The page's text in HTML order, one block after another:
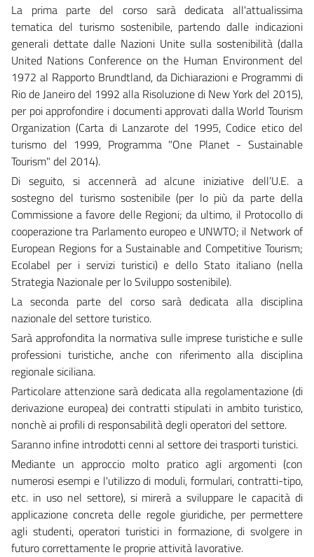
La prima parte del corso sarà dedicata all'attualissima
tematica del turismo sostenibile, partendo dalle indicazioni
generali dettate dalle Nazioni Unite sulla sostenibilità (dalla
United Nations Conference on the Human Environment del
1972 al Rapporto Brundtland, da Dichiarazioni e Programmi di
Rio de Janeiro del 1992 alla Risoluzione di New York del 2015),
per poi approfondire i documenti approvati dalla World Tourism
Organization (Carta di Lanzarote del 1995, Codice etico del
turismo del 1999, Programma "One Planet - Sustainable
Tourism" del 2014).
Di seguito, si accennerà ad alcune iniziative dell’U.E. a
sostegno del turismo sostenibile (per lo più da parte della
Commissione a favore delle Regioni; da ultimo, il Protocollo di
cooperazione tra Parlamento europeo e UNWTO; il Network of
European Regions for a Sustainable and Competitive Tourism;
Ecolabel per i servizi turistici) e dello Stato italiano (nella
Strategia Nazionale per lo Sviluppo sostenibile).
La seconda parte del corso sarà dedicata alla disciplina
nazionale del settore turistico.
Sarà approfondita la normativa sulle imprese turistiche e sulle
professioni turistiche, anche con riferimento alla disciplina
regionale siciliana.
Particolare attenzione sarà dedicata alla regolamentazione (di
derivazione europea) dei contratti stipulati in ambito turistico,
nonchè ai profili di responsabilità degli operatori del settore.
Saranno infine introdotti cenni al settore dei trasporti turistici.
Mediante un approccio molto pratico agli argomenti (con
numerosi esempi e l'utilizzo di moduli, formulari, contratti-tipo,
etc. in uso nel settore), si mirerà a sviluppare le capacità di
applicazione concreta delle regole giuridiche, per permettere
agli studenti, operatori turistici in formazione, di svolgere in
futuro correttamente le proprie attività lavorative.